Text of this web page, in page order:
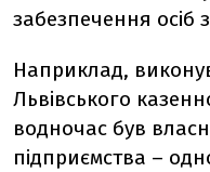
забезпечення осіб
Наприклад,
Львівського
водночас був
підприємства –